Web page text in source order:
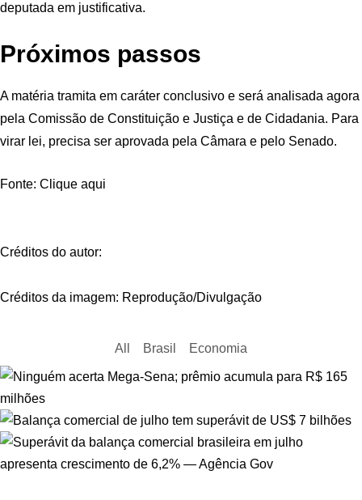
deputada em justificativa.
Próximos passos
A matéria tramita em caráter conclusivo e será analisada agora
pela Comissão de Constituição e Justiça e de Cidadania. Para
virar lei, precisa ser aprovada pela Câmara e pelo Senado.
Fonte: Clique aqui
Créditos do autor:
Créditos da imagem: Reprodução/Divulgação
All Brasil Economia